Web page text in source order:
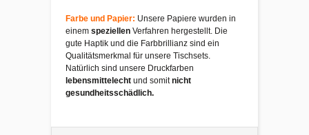
Farbe und Papier: Unsere Papiere wurden in
einem speziellen Verfahren hergestellt. Die
gute Haptik und die Farbbrillianz sind ein
Qualitätsmerkmal für unsere Tischsets.
Natürlich sind unsere Druckfarben
lebensmittelecht und somitnicht
gesundheitsschädlich.